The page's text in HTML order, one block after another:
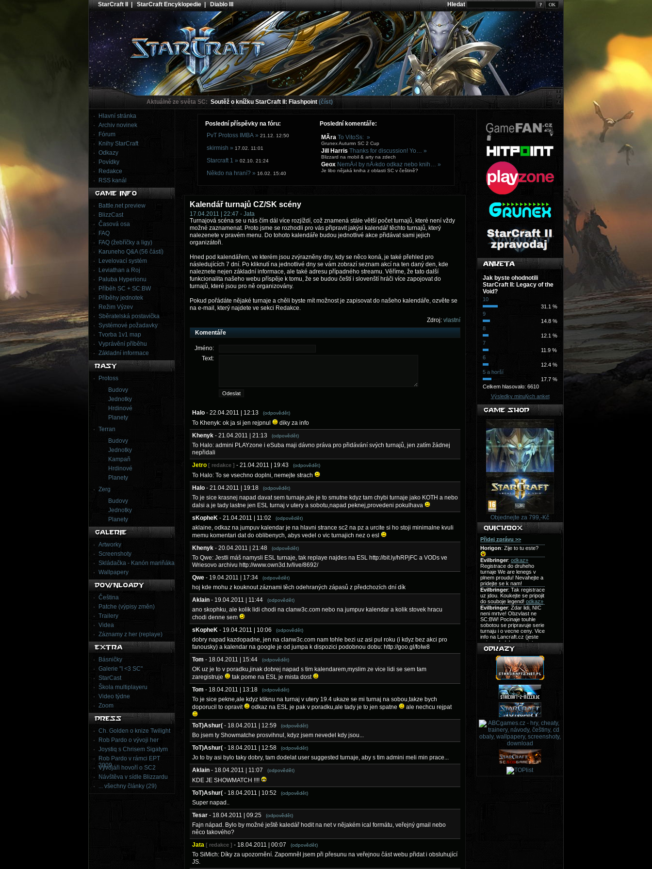
StarCraft II |StarCraft Encyklopedie|Diablo III Hledat ?
Aktuálně ze světa SC: Soutěž o knížku StarCraft II: Flashpoint (číst)
Hlavní stránka
Archiv novinek
Fórum
Knihy StarCraft
Odkazy
Povídky
Redakce
RSS kanál
Battle.net preview
BlizzCast
Časová osa
FAQ
FAQ (žebříčky a ligy)
Karuneho Q&A (56 částí)
Levelovací systém
Leviathan a Roj
Paluba Hyperionu
Příběh SC + SC:BW
Příběhy jednotek
Režim Výzev
Sběratelská postavička
Systémové požadavky
Tvorba 1v1 map
Vyprávění příběhu
Základní informace
Protoss
Budovy
Jednotky
Hrdinové
Planety
Terran
Budovy
Jednotky
Kampaň
Hrdinové
Planety
Zerg
Budovy
Jednotky
Planety
Artworky
Screenshoty
Skládačka - Kanón mariňáka
Wallpapery
Čeština
Patche (výpisy změn)
Trailery
Videa
Záznamy z her (replaye)
Básničky
Galerie "I <3 SC"
StarCast
Škola multiplayeru
Video týdne
Zoom
Ch. Golden o knize Twilight
Rob Pardo o vývoji her
Joystiq s Chrisem Sigatym
Rob Pardo v rámci EPT
2009
Vývojáři hovoří o SC2
Návštěva v sídle Blizzardu
... všechny články (29)
Poslední příspěvky na fóru:
Poslední komentáře:
PvT Protoss IMBA » 21.12. 12:50
skirmish » 17.02. 11:01
Starcraft 1 » 02.10. 21:24
Někdo na hraní? » 16.02. 15:40
MÃ­ra To VitoSs: »
Grunex Autumn SC 2 Cup
Jill Harris Thanks for discussion! Yo… »
Blizzard na mobil & arty na zdech
Geox NemÄ›l by nÄ›kdo odkaz nebo knih… »
Je libo nějaká kniha z oblasti SC v češtině?
Kalendář turnajů CZ/SK scény
17.04.2011 | 22:47 - Jata
Turnajová scéna se u nás čím dál více rozjíždí, což znamená stále větší počet turnajů, které není vždy
možné zaznamenat. Proto jsme se rozhodli pro vás připravit jakýsi kalendář těchto turnajů, který
nalezenete v pravém menu. Do tohoto kalendáře budou jednotlivé akce přidávat sami jejich
organizátoři.
Hned pod kalendářem, ve kterém jsou zvýrazněny dny, kdy se něco koná, je také přehled pro
následujících 7 dní. Po kliknutí na jednotlivé dny se vám zobrazí seznam akcí na ten daný den, kde
naleznete nejen základní informace, ale také adresu případného streamu. Věříme, že tato další
funkcionalita našeho webu příspěje k tomu, že se budou čeští i slovenští hráči více zapojovat do
turnajů, které jsou pro ně organizovány.
Pokud pořádáte nějaké turnaje a chěli byste mít možnost je zapisovat do našeho kalendáře, ozvěte se
na e-mail, který najdete ve sekci Redakce.
Zdroj: vlastní
Komentáře
Jméno:
Text:
Halo - 22.04.2011 | 12:13 (odpovědět)
To Khenyk: ok ja si jen rejpnul
diky za info
Khenyk - 21.04.2011 | 21:13 (odpovědět)
To Halo: admini PLAYzone i eSuba maji dávno práva pro přidávání svých turnajů, jen zatím žádnej
nepřidali
Jetro [ redakce ] - 21.04.2011 | 19:43 (odpovědět)
To Halo: To se vsechno doplni, nemejte strach
Halo - 21.04.2011 | 19:18 (odpovědět)
To je sice krasnej napad davat sem turnaje,ale je to smutne kdyz tam chybi turnaje jako KOTH a nebo
dalsi a je tady lastne jen ESL turnaj v utery a sobotu,napad peknej,provedeni pokulhava
sKopheK - 21.04.2011 | 11:02 (odpovědět)
aklaine, odkaz na jumpuv kalendar je na hlavni strance sc2 na pz a urcite si ho stoji minimalne kvuli
memu komentari dat do oblibenych, abys vedel o vic turnajich nez o esl
Khenyk - 20.04.2011 | 21:48 (odpovědět)
To Qwe: Jestli máš namysli ESL turnaje, tak replaye najdes na ESL http://bit.ly/hRPjFC a VODs ve
Wriesovo archivu http://www.own3d.tv/live/8692/
Qwe - 19.04.2011 | 17:34 (odpovědět)
hoj kde mohu z kouknout záznami těch odehraných zápasů z předchozích dní dík
Aklain - 19.04.2011 | 11:44 (odpovědět)
ano skophku, ale kolik lidi chodi na clanw3c.com nebo na jumpuv kalendar a kolik stovek hracu
chodi denne sem
sKopheK - 19.04.2011 | 10:06 (odpovědět)
dobry napad kazdopadne, jen na clanw3c.com nam tohle bezi uz asi pul roku (i kdyz bez akci pro
fanousky) a kalendar na google je od jumpa k dispozici podobnou dobu: http://goo.gl/foIw8
Tom - 18.04.2011 | 15:44 (odpovědět)
OK uz je to v poradku,jinak dobrej napad s tim kalendarem,myslim ze vice lidi se sem tam
zaregistruje
tak pome na ESL je mista dost
Tom - 18.04.2011 | 13:18 (odpovědět)
To je sice pekne,ale kdyz kliknu na turnaj v utery 19.4 ukaze se mi turnaj na sobou,takze bych
doporucil to opravit
odkaz na ESL je pak v poradku,ale tady je to jen spatne ale nechcu rejpat
ToT)Ashur( - 18.04.2011 | 12:59 (odpovědět)
Bo jsem ty Showmatche prosvihnul, kdyz jsem nevedel kdy jsou...
ToT)Ashur( - 18.04.2011 | 12:58 (odpovědět)
Jo to by asi bylo taky dobry, tam dodelat user suggested turnaje, aby s tim admini meli min prace...
Aklain - 18.04.2011 | 11:07 (odpovědět)
KDE JE SHOWMATCH !!!!
ToT)Ashur( - 18.04.2011 | 10:52 (odpovědět)
Super napad..
Tesar - 18.04.2011 | 09:25 (odpovědět)
Fajn nápad. Bylo by možné ještě kaledář hodit na net v nějakém ical formátu, veřejný gmail nebo
něco takového?
Jata [ redakce ] - 18.04.2011 | 00:07 (odpovědět)
To SiMich: Díky za upozornění. Zapomněl jsem při přesunu na veřejnou část webu přidat i obsluhující
JS.
Jak byste ohodnotili
StarCraft II: Legacy of the
Void?
10
31.1 %
9
14.8 %
8
12.1 %
7
11.9 %
6
12.4 %
5 a horší
17.7 %
Celkem hlasovalo: 6610
Výsledky minulých anket
Objednejte za 799,-Kč